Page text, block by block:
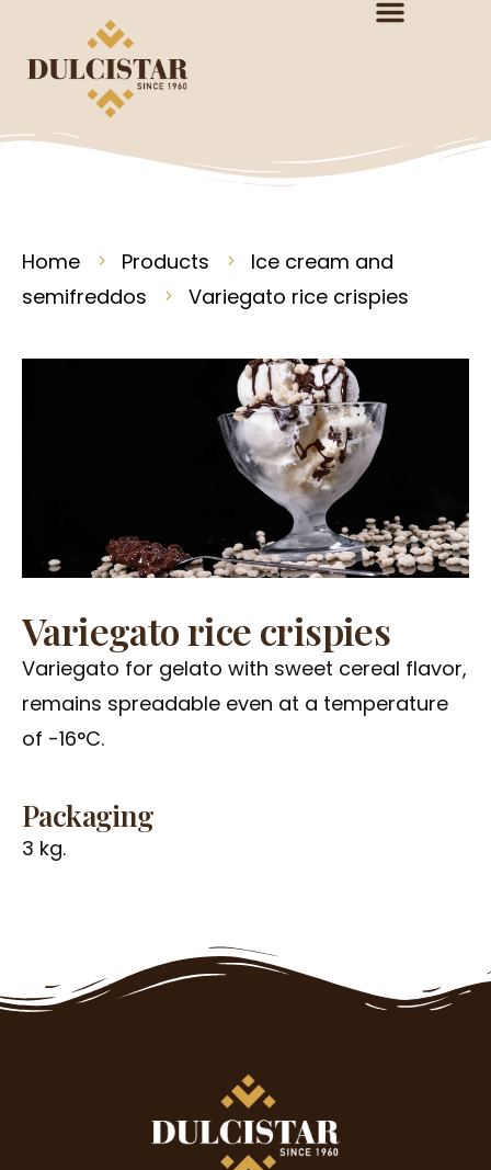
Home Products
Ice cream and
semifreddos
Variegato rice crispies
Variegato rice crispies
Variegato for gelato with sweet cereal flavor,
remains spreadable even at a temperature
of -16°C.
Packaging
3 kg.